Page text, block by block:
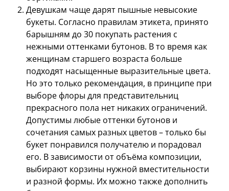
Девушкам чаще дарят пышные невысокие
букеты. Согласно правилам этикета, принято
барышням до 30 покупать растения с
нежными оттенками бутонов. В то время как
женщинам старшего возраста больше
подходят насыщенные выразительные цвета.
Но это только рекомендация, в принципе при
выборе флоры для представительниц
прекрасного пола нет никаких ограничений.
Допустимы любые оттенки бутонов и
сочетания самых разных цветов – только бы
букет понравился получателю и порадовал
его. В зависимости от объёма композиции,
выбирают корзины нужной вместительности
и разной формы. Их можно также дополнить